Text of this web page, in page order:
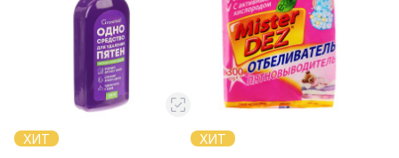
ХИТ ХИТ